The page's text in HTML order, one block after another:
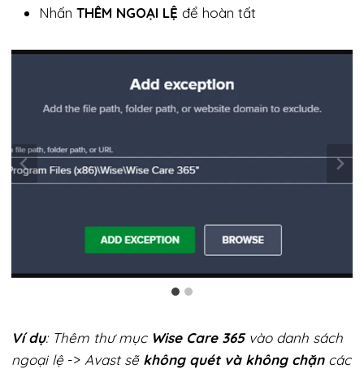
Nhấn THÊM NGOẠI LỆ để hoàn tất
Ví dụ: Thêm thư mục Wise Care 365vào danh sách
ngoại lệ -> Avast sẽ không quét và không chặncác